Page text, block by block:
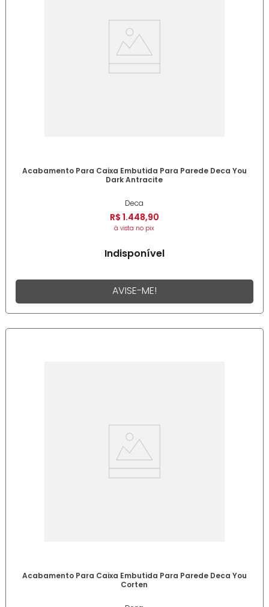
Acabamento Para Caixa Embutida Para Parede Deca You
Dark Antracite
Deca
R$ 1.448,90
à vista no pix
Indisponível
AVISE-ME!
Acabamento Para Caixa Embutida Para Parede Deca You
Corten